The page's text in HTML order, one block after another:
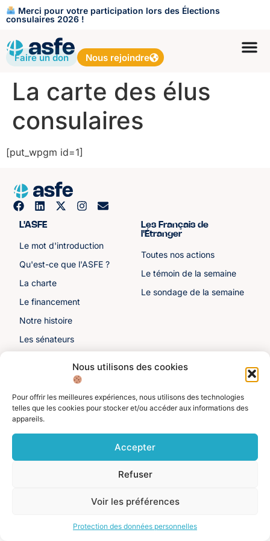
Nous utilisons des cookies
Pour offrir les meilleures expériences, nous utilisons des technologies
telles que les cookies pour stocker et/ou accéder aux informations des
appareils.
Accepter
Refuser
Voir les préférences
Protection des données personnelles
Merci pour votre participation lors des Élections
consulaires 2026 !
Faire un don Nous rejoindre
La carte des élus
consulaires
[put_wpgm id=1]
L'ASFE
Le mot d'introduction
Qu'est-ce que l'ASFE ?
La charte
Le financement
Notre histoire
Les sénateurs
Les Français de
l'Étranger
Toutes nos actions
Le témoin de la semaine
Le sondage de la semaine
Toutes les ressources
Actualités
Contactez-nous
personnelles
Mentions légales